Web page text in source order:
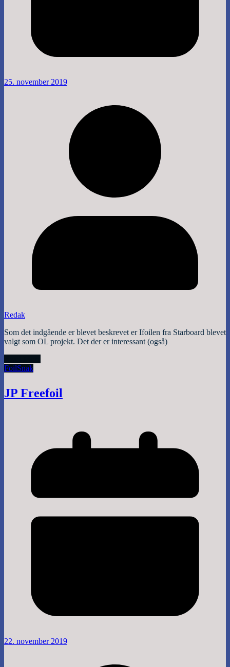
25. november 2019
Redak
Som det indgående er blevet beskrevet er Ifoilen fra Starboard blevet
valgt som OL projekt. Det der er interessant (også)
FoilSnak
JP Freefoil
22. november 2019